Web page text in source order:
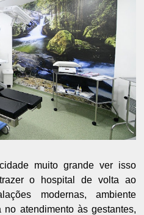
muito grande ver isso
o hospital de volta ao
modernas, ambiente
no atendimento às gestantes,